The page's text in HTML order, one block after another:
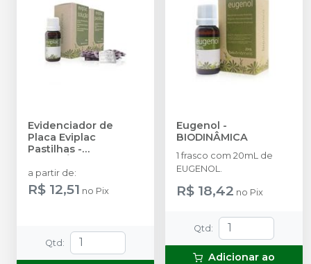
Evidenciador de
Placa Eviplac
Pastilhas -
a partir de:
R$ 12,51 no Pix
Qtd :
Eugenol -
BIODINÂMICA
1 frasco com 20mL de
EUGENOL.
R$ 18,42 no Pix
Qtd :
Adicionar ao